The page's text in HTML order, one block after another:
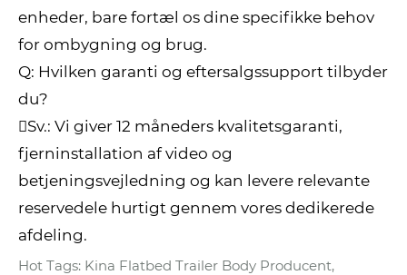
enheder, bare fortæl os dine specifikke behov
for ombygning og brug.
Q: Hvilken garanti og eftersalgssupport tilbyder
du?
Sv.: Vi giver 12 måneders kvalitetsgaranti,
fjerninstallation af video og
betjeningsvejledning og kan levere relevante
reservedele hurtigt gennem vores dedikerede
afdeling.
Hot Tags: Kina Flatbed Trailer Body Producent,